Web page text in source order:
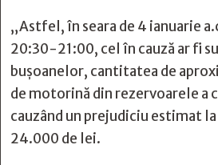
„Astfel, în seara de 4 ianuarie
20:30-21:00, cel în cauză ar fi
bușoanelor, cantitatea de
de motorină din rezervoarele a
cauzând un prejudiciu estimat
24.000 de lei.